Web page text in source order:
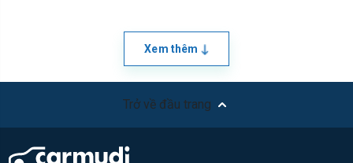
Xem thêm
Trở về đầu trang